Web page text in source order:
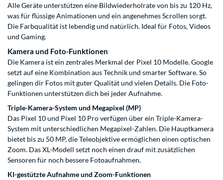
Alle Geräte unterstützen eine Bildwiederholrate von bis zu 120 Hz,
was für flüssige Animationen und ein angenehmes Scrollen sorgt.
Die Farbqualität ist lebendig und natürlich. Ideal für Fotos, Videos
und Gaming.
Kamera und Foto-Funktionen
Die Kamera ist ein zentrales Merkmal der Pixel 10 Modelle. Google
setzt auf eine Kombination aus Technik und smarter Software. So
gelingen dir Fotos mit guter Qualität und vielen Details. Die Foto-
Funktionen unterstützen dich bei jeder Aufnahme.
Triple-Kamera-System und Megapixel (MP)
Das Pixel 10 und Pixel 10 Pro verfügen über ein Triple-Kamera-
System mit unterschiedlichen Megapixel-Zahlen. Die Hauptkamera
bietet bis zu 50 MP, die Teleobjektive ermöglichen einen optischen
Zoom. Das XL-Modell setzt noch einen drauf mit zusätzlichen
Sensoren für noch bessere Fotoaufnahmen.
KI-gestützte Aufnahme und Zoom-Funktionen